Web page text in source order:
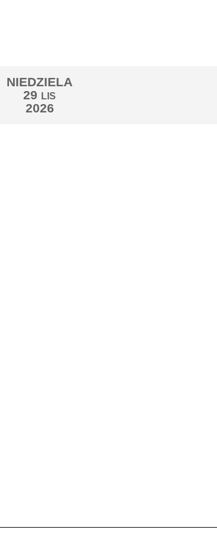
NIEDZIELA
29 LIS
2026